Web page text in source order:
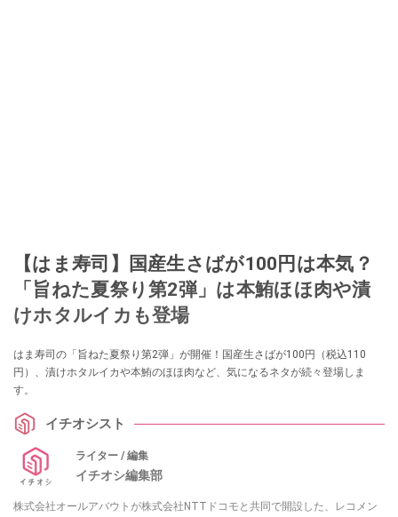
【はま寿司】国産生さばが100円は本気？
「旨ねた夏祭り第2弾」は本鮪ほほ肉や漬
けホタルイカも登場
はま寿司の「旨ねた夏祭り第2弾」が開催！国産生さばが100円（税込110
円）、漬けホタルイカや本鮪のほほ肉など、気になるネタが続々登場しま
す。
イチオシスト
ライター / 編集
イチオシ編集部
株式会社オールアバウトが株式会社NTTドコモと共同で開設した、レコメン